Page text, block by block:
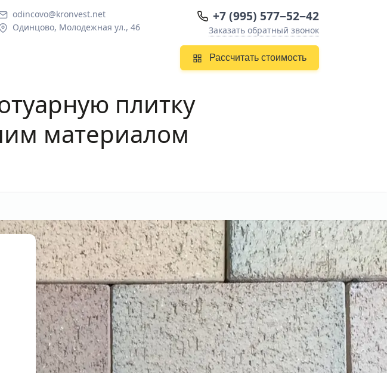
odincovo@kronvest.net
Одинцово, Молодежная ул., 46
+7 (995) 577−52−42
Заказать обратный звонок
Рассчитать стоимость
плитку
материалом